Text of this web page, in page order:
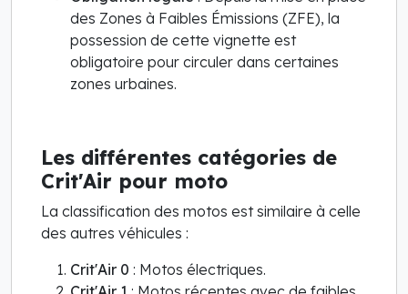
des Zones à Faibles Émissions (ZFE), la
possession de cette vignette est
obligatoire pour circuler dans certaines
zones urbaines.
Les différentes catégories de
Crit'Air pour moto
La classification des motos est similaire à celle
des autres véhicules :
Crit'Air 0 : Motos électriques.